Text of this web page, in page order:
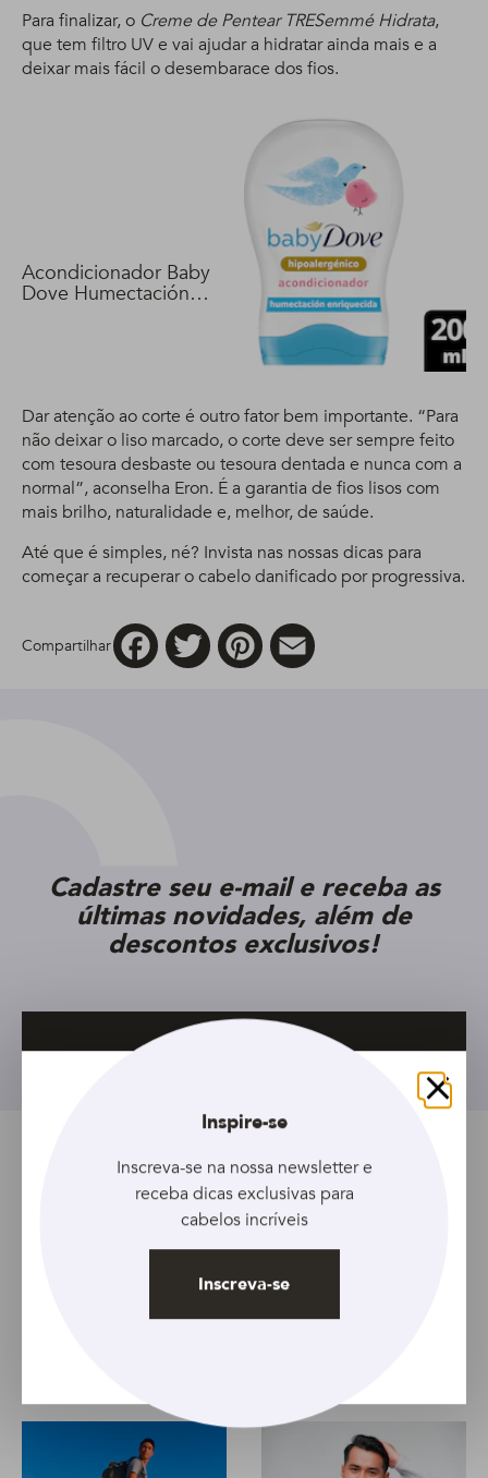
Para finalizar, o Creme de Pentear TRESemmé Hidrata,
que tem filtro UV e vai ajudar a hidratar ainda mais e a
deixar mais fácil o desembarace dos fios.
Acondicionador Baby
Dove Humectación
Dar atenção ao corte é outro fator bem importante. “Para
não deixar o liso marcado, o corte deve ser sempre feito
com tesoura desbaste ou tesoura dentada e nunca com a
normal”, aconselha Eron. É a garantia de fios lisos com
mais brilho, naturalidade e, melhor, de saúde.
Até que é simples, né? Invista nas nossas dicas para
começar a recuperar o cabelo danificado por progressiva.
Compartilhar
FacebookTwitter Pinterest
Cadastre seu e-mail e receba as
últimas novidades, além de
descontos exclusivos!
Tópicos relacionados
Cabelo oleoso
Feminino
Limpeza Profunda
Fechar
Inspire-se
Inscreva-se na nossa newsletter e
receba dicas exclusivas para
cabelos incríveis
Inscreva-se